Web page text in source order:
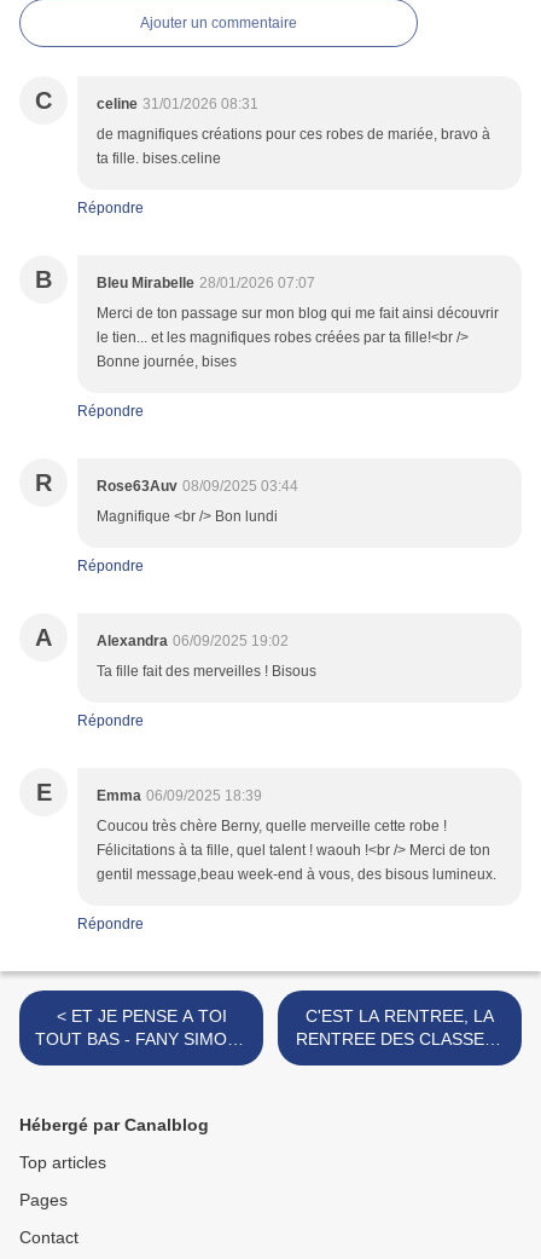
Ajouter un commentaire
C celine 31/01/2026 08:31
de magnifiques créations pour ces robes de mariée, bravo à
ta fille. bises.celine
Répondre
B Bleu Mirabelle 28/01/2026 07:07
Merci de ton passage sur mon blog qui me fait ainsi découvrir
le tien... et les magnifiques robes créées par ta fille!<br />
Bonne journée, bises
Répondre
R Rose63Auv 08/09/2025 03:44
Magnifique <br /> Bon lundi
Répondre
A Alexandra 06/09/2025 19:02
Ta fille fait des merveilles ! Bisous
Répondre
E Emma 06/09/2025 18:39
Coucou très chère Berny, quelle merveille cette robe !
Félicitations à ta fille, quel talent ! waouh !<br /> Merci de ton
gentil message,beau week-end à vous, des bisous lumineux.
Répondre
< ET JE PENSE A TOI
TOUT BAS - FANY SIMON :
UNE VERITABLE PEPITE !
C'EST LA RENTREE, LA
RENTREE DES CLASSES !
>
Hébergé par Canalblog
Top articles
Pages
Contact